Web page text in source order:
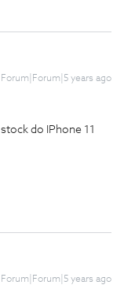
Forum|Forum|5 years ago
do IPhone 11
Forum|Forum|5 years ago